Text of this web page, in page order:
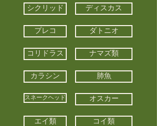
シクリッド ディスカス
プレコ ダトニオ
コリドラス ナマズ類
カラシン 肺魚
スネークヘッド オスカー
エイ類 コイ類